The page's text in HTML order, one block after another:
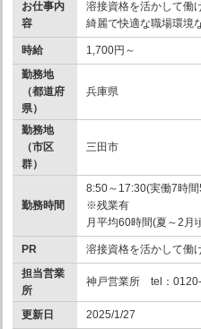
お仕事内
容
溶接資格を活かして働
綺麗で快適な職場環境
時給
1,700円～
勤務地
（都道府
県）
兵庫県
勤務地
（市区
群）
三田市
勤務時間
8:50～17:30(実働7時
※残業有
月平均60時間(夏～2月
PR
溶接資格を活かして働
担当営業
所
神戸営業所 tel：
更新日 2025/1/27